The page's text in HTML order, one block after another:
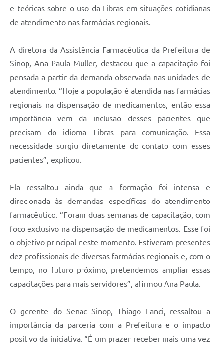
e teóricas sobre o uso da Libras em situações cotidianas
de atendimento nas farmácias regionais.
A diretora da Assistência Farmacêutica da Prefeitura de
Sinop, Ana Paula Muller, destacou que a capacitação foi
pensada a partir da demanda observada nas unidades de
atendimento. “Hoje a população é atendida nas farmácias
regionais na dispensação de medicamentos, então essa
importância vem da inclusão desses pacientes que
precisam do idioma Libras para comunicação. Essa
necessidade surgiu diretamente do contato com esses
pacientes”, explicou.
Ela ressaltou ainda que a formação foi intensa e
direcionada às demandas específicas do atendimento
farmacêutico. “Foram duas semanas de capacitação, com
foco exclusivo na dispensação de medicamentos. Esse foi
o objetivo principal neste momento. Estiveram presentes
dez profissionais de diversas farmácias regionais e, com o
tempo, no futuro próximo, pretendemos ampliar essas
capacitações para mais servidores”, afirmou Ana Paula.
O gerente do Senac Sinop, Thiago Lanci, ressaltou a
importância da parceria com a Prefeitura e o impacto
positivo da iniciativa. “É um prazer receber mais uma vez